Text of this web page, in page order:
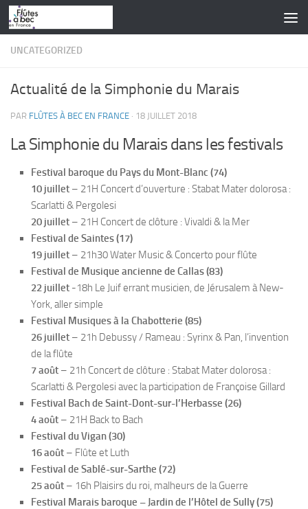
Skip to content
UNCATEGORIZED
Actualité de la Simphonie du Marais
PAR FLÛTES À BEC EN FRANCE · 18 JUILLET 2018
La Simphonie du Marais dans les festivals
Festival baroque du Pays du Mont-Blanc (74)
10 juillet – 21H Concert d’ouverture : Stabat Mater dolorosa :
Scarlatti & Pergolesi
20 juillet – 21H Concert de clôture : Vivaldi & la Mer
Festival de Saintes (17)
19 juillet – 21h30 Water Music & Concerto pour flûte
Festival de Musique ancienne de Callas (83)
22 juillet -18h Le Juif errant musicien, de Jérusalem à New-
York, aller simple
Festival Musiques à la Chabotterie (85)
26 juillet – 21h Debussy / Rameau : Syrinx & Pan, l’invention
de la flûte
7 août – 21h Concert de clôture : Stabat Mater dolorosa :
Scarlatti & Pergolesi avec la participation de Françoise Gillard
Festival Bach de Saint-Dont-sur-l’Herbasse (26)
4 août – 21H Back to Bach
Festival du Vigan (30)
16 août – Flûte et Luth
Festival de Sablé-sur-Sarthe (72)
25 août – 16h Plaisirs du roi, malheurs de la Guerre
Festival Marais baroque – Jardin de l’Hôtel de Sully (75)